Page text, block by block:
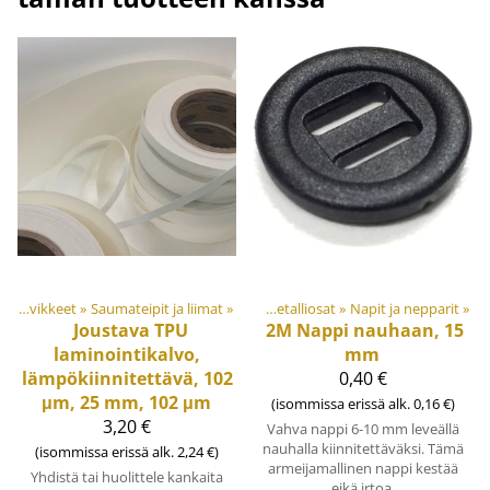
Materiaalit ja tarvikkeet‪» Saumateipit ja liimat‪»
Joustava TPU
laminointikalvo,
lämpökiinnitettävä, 102
μm, 25 mm, 102 μm
3,20 €
(isommissa erissä alk. 2,24 €)
Yhdistä tai huolittele kankaita
‪»Materiaalit ja tarvikkeet ‪» Muovi- ja metalliosat‪» Napit ja nepparit‪»
2M Nappi nauhaan, 15
mm
0,40 €
(isommissa erissä alk. 0,16 €)
Vahva nappi 6-10 mm leveällä
nauhalla kiinnitettäväksi. Tämä
armeijamallinen nappi kestää